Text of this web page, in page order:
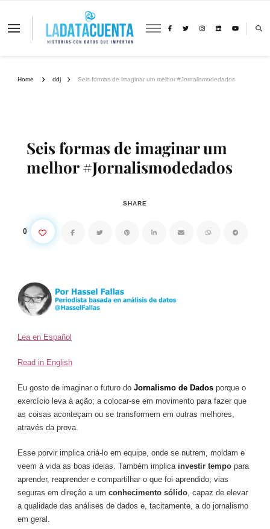
La Data Cuenta es una plataforma
Home ddj Seis formas de imaginar um melhor #Jornalismodedados
Seis formas de imaginar um
melhor #Jornalismodedados
SHARE
0
Lea en Español
Read in English
Eu gosto de imaginar o futuro do Jornalismo de Dados porque o
exercício leva à ação; a colocar-se em movimento para fazer que
as coisas aconteçam ou se transformem em outras melhores,
através da prova.
Esse porvir implica criá-lo em equipe, onde se nutrem, moldam e
veem à vida as boas ideias. Também implica investir tempo para
aprender, reaprender e compartilhar o que foi aprendido; vias
seguras em direção a um conhecimento sólido, capaz de elevar
a qualidade das análises de dados e, tacitamente, a do jornalismo
em geral.